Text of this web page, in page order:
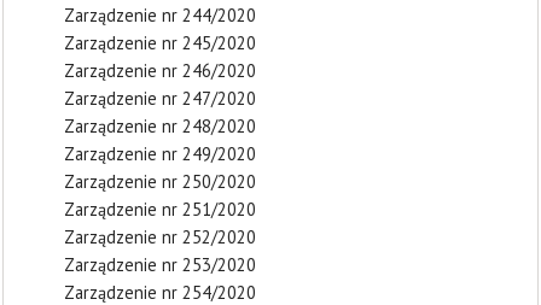
Zarządzenie nr 244/2020
Zarządzenie nr 245/2020
Zarządzenie nr 246/2020
Zarządzenie nr 247/2020
Zarządzenie nr 248/2020
Zarządzenie nr 249/2020
Zarządzenie nr 250/2020
Zarządzenie nr 251/2020
Zarządzenie nr 252/2020
Zarządzenie nr 253/2020
Zarządzenie nr 254/2020